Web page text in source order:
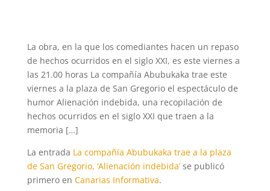
La obra, en la que los comediantes hacen un repaso
de hechos ocurridos en el siglo XXI, es este viernes a
las 21.00 horas La compañía Abubukaka trae este
viernes a la plaza de San Gregorio el espectáculo de
humor Alienación indebida, una recopilación de
hechos ocurridos en el siglo XXI que traen a la
memoria […]
La entrada La compañía Abubukaka trae a la plaza
de San Gregorio, ‘Alienación indebida’se publicó
primero en Canarias Informativa.